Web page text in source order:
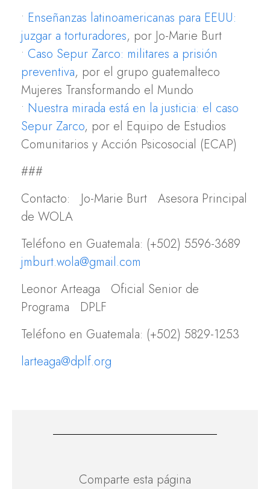
• Enseñanzas latinoamericanas para EEUU:
juzgar a torturadores, por Jo-Marie Burt
• Caso Sepur Zarco: militares a prisión
preventiva, por el grupo guatemalteco
Mujeres Transformando el Mundo
• Nuestra mirada está en la justicia: el caso
Sepur Zarco, por el Equipo de Estudios
Comunitarios y Acción Psicosocial (ECAP)
###
Contacto: Jo-Marie Burt Asesora Principal
de WOLA
Teléfono en Guatemala: (+502) 5596-3689
jmburt.wola@gmail.com
Leonor Arteaga Oficial Senior de
Programa DPLF
Teléfono en Guatemala: (+502) 5829-1253
larteaga@dplf.org
Comparte esta página